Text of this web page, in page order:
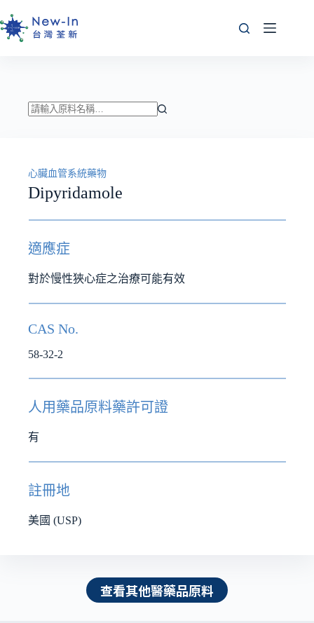
至
主
符
合
的
果
心臟血管系統藥物
Dipyridamole
適應症
對於慢性狹心症之治療可能有效
CAS No.
58-32-2
人用藥品原料藥許可證
有
註冊地
美國 (USP)
查看其他醫藥品原料